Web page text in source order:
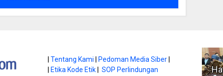
|Tentang Kami |Pedoman Media Siber|
|Etika Kode Etik|SOP Perlindungan
di Gunung
Ini